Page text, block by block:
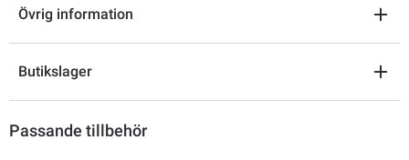
Övrig information
Butikslager
Passande tillbehör